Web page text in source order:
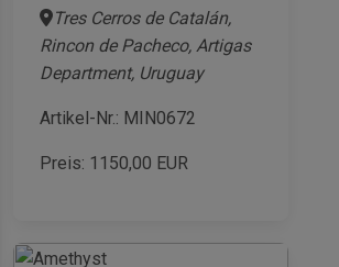
Tres Cerros de Catalán,
Rincon de Pacheco, Artigas
Department, Uruguay
Artikel-Nr.: MIN0672
Preis: 1150,00 EUR